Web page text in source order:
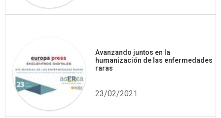
Avanzando juntos en la
humanización de las enfermedades
raras
23/02/2021